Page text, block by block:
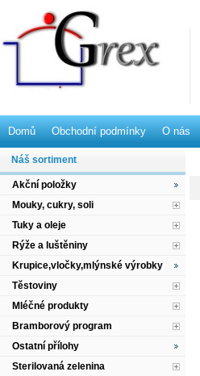
Náš sortiment
Akční položky
Mouky, cukry, soli
Tuky a oleje
Rýže a luštěniny
Krupice,vločky,mlýnské výrobky
Těstoviny
Mléčné produkty
Bramborový program
Ostatní přílohy
Sterilovaná zelenina
G
Domů Obchodní podmínky O nás